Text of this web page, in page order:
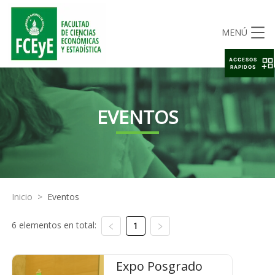
MENÚ
EVENTOS
Inicio > Eventos
6 elementos en total: 1
Expo Posgrado
ACCESOS
RAPIDOS